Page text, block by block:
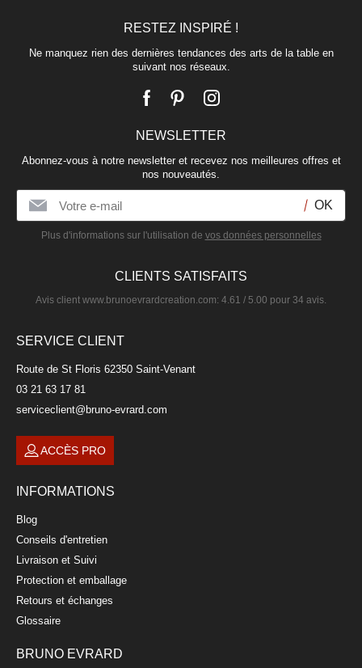
RESTEZ INSPIRÉ !
Ne manquez rien des dernières tendances des arts de la table en
suivant nos réseaux.
NEWSLETTER
Abonnez-vous à notre newsletter et recevez nos meilleures offres et
nos nouveautés.
Plus d'informations sur l'utilisation de vos données personnelles
CLIENTS SATISFAITS
Avis client www.brunoevrardcreation.com: 4.61 / 5.00 pour 34 avis.
SERVICE CLIENT
Route de St Floris 62350 Saint-Venant
03 21 63 17 81
serviceclient@bruno-evrard.com
ACCÈS PRO
INFORMATIONS
Blog
Conseils d'entretien
Livraison et Suivi
Protection et emballage
Retours et échanges
Glossaire
BRUNO EVRARD